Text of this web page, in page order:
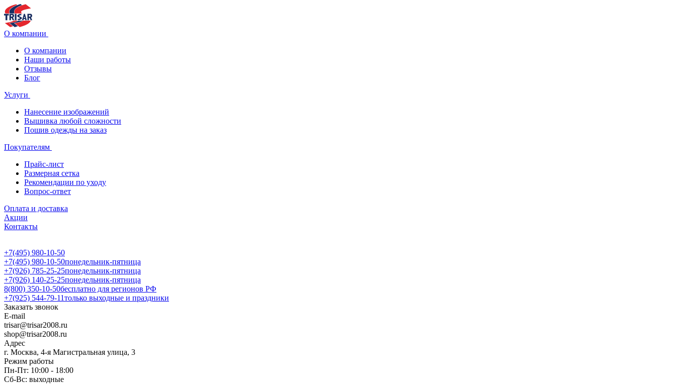
О компании
О компании
Наши работы
Отзывы
Блог
Услуги
Нанесение изображений
Вышивка любой сложности
Пошив одежды на заказ
Покупателям
Прайс-лист
Размерная сетка
Рекомендации по уходу
Вопрос-ответ
Оплата и доставка
Акции
Контакты
+7(495) 980-10-50
+7(495) 980-10-50понедельник-пятница
+7(926) 785-25-25понедельник-пятница
+7(926) 140-25-25понедельник-пятница
8(800) 350-10-50бесплатно для регионов РФ
+7(925) 544-79-11только выходные и праздники
Заказать звонок
E-mail
trisar@trisar2008.ru
shop@trisar2008.ru
Адрес
г. Москва, 4-я Магистральная улица, 3
Режим работы
Пн-Пт: 10:00 - 18:00
Сб-Вс: выходные